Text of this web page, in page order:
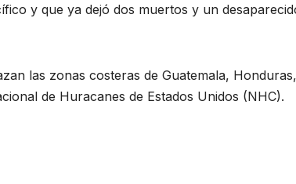
y que ya dejó dos muertos y un
las zonas costeras de Guatemala, Honduras,
de Huracanes de Estados Unidos (NHC).